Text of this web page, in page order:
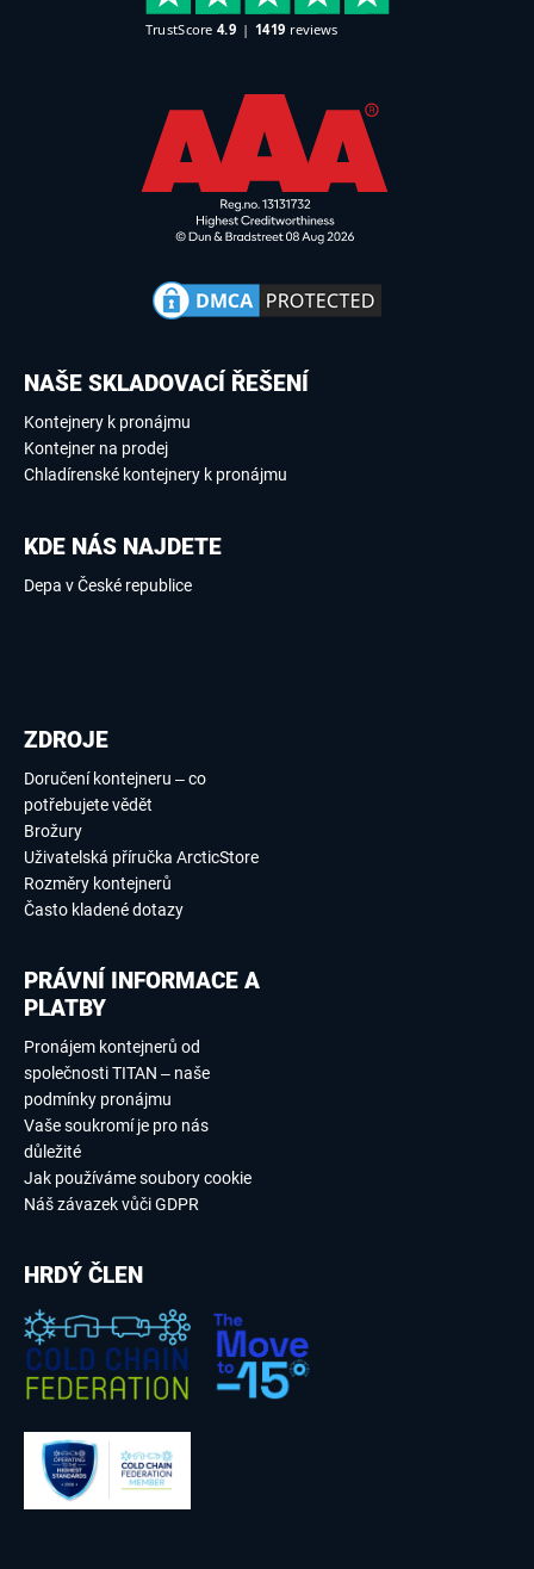
NAŠE SKLADOVACÍ ŘEŠENÍ
Kontejnery k pronájmu
Kontejner na prodej
Chladírenské kontejnery k pronájmu
KDE NÁS NAJDETE
Depa v České republice
ZDROJE
Doručení kontejneru – co
potřebujete vědět
Brožury
Uživatelská příručka ArcticStore
Rozměry kontejnerů
Často kladené dotazy
PRÁVNÍ INFORMACE A
PLATBY
Pronájem kontejnerů od
společnosti TITAN – naše
podmínky pronájmu
Vaše soukromí je pro nás
důležité
Jak používáme soubory cookie
Náš závazek vůči GDPR
HRDÝ ČLEN